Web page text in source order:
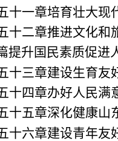
十一章培育壮大现
十二章推进文化和
提升国民素质促进
十三章建设生育友
十四章办好人民满
十五章深化健康山
十六章建设青年友